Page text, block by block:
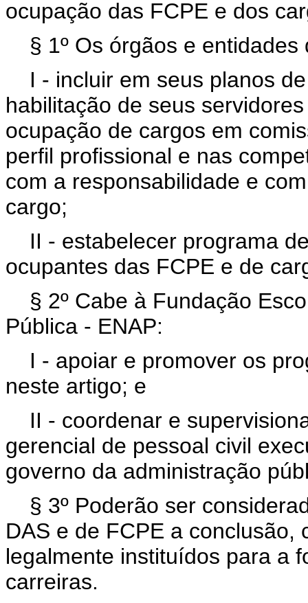
ocupação das FCPE e dos
§ 1º Os órgãos e
I - incluir em seus planos
habilitação de seus
ocupação de cargos em
perfil profissional e nas
com a responsabilidade e
cargo;
II - estabelecer programa
ocupantes das FCPE e de
§ 2º Cabe à Fundação
Pública - ENAP:
I - apoiar e promover os
neste artigo; e
II - coordenar e
gerencial de pessoal civil
governo da administração
§ 3º Poderão ser
DAS e de FCPE a
legalmente instituídos para a
carreiras.